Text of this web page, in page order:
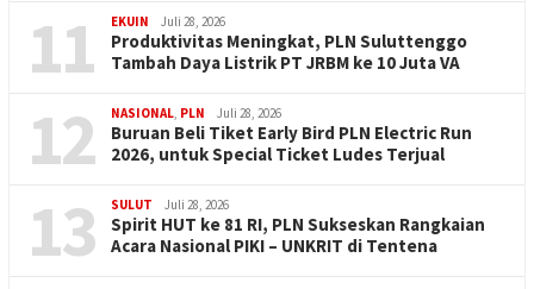
11 EKUIN Juli 28, 2026
Produktivitas Meningkat, PLN Suluttenggo
Tambah Daya Listrik PT JRBM ke 10 Juta VA
12 NASIONAL, PLN Juli 28, 2026
Buruan Beli Tiket Early Bird PLN Electric Run
2026, untuk Special Ticket Ludes Terjual
13 SULUT Juli 28, 2026
Spirit HUT ke 81 RI, PLN Sukseskan Rangkaian
Acara Nasional PIKI – UNKRIT di Tentena